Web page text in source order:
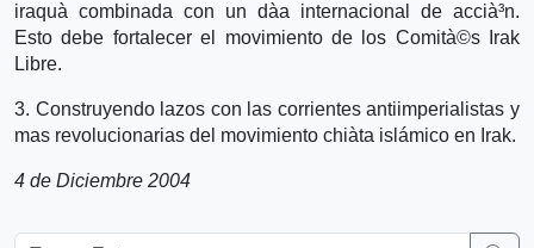
iraquà­ combinada con un dà­a internacional de accià³n.
Esto debe fortalecer el movimiento de los Comità©s Irak
Libre.
3. Construyendo lazos con las corrientes antiimperialistas y
mas revolucionarias del movimiento chià­ta islámico en Irak.
4 de Diciembre 2004